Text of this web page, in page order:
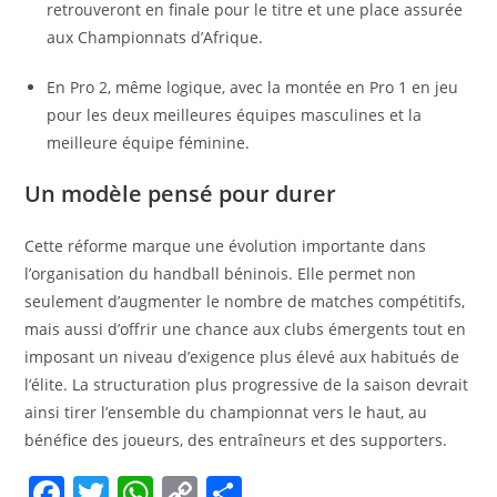
retrouveront en finale pour le titre et une place assurée
aux Championnats d’Afrique.
En Pro 2, même logique, avec la montée en Pro 1 en jeu
pour les deux meilleures équipes masculines et la
meilleure équipe féminine.
Un modèle pensé pour durer
Cette réforme marque une évolution importante dans
l’organisation du handball béninois. Elle permet non
seulement d’augmenter le nombre de matches compétitifs,
mais aussi d’offrir une chance aux clubs émergents tout en
imposant un niveau d’exigence plus élevé aux habitués de
l’élite. La structuration plus progressive de la saison devrait
ainsi tirer l’ensemble du championnat vers le haut, au
bénéfice des joueurs, des entraîneurs et des supporters.